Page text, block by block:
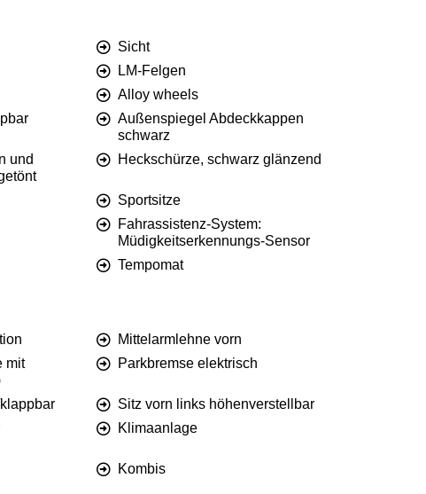
Sicht
LM-Felgen
Alloy wheels
Außenspiegel Abdeckkappen
schwarz
und
Heckschürze, schwarz glänzend
Sportsitze
Fahrassistenz-System:
Müdigkeitserkennungs-Sensor
Tempomat
Mittelarmlehne vorn
mit
Parkbremse elektrisch
Sitz vorn links höhenverstellbar
Klimaanlage
Kombis